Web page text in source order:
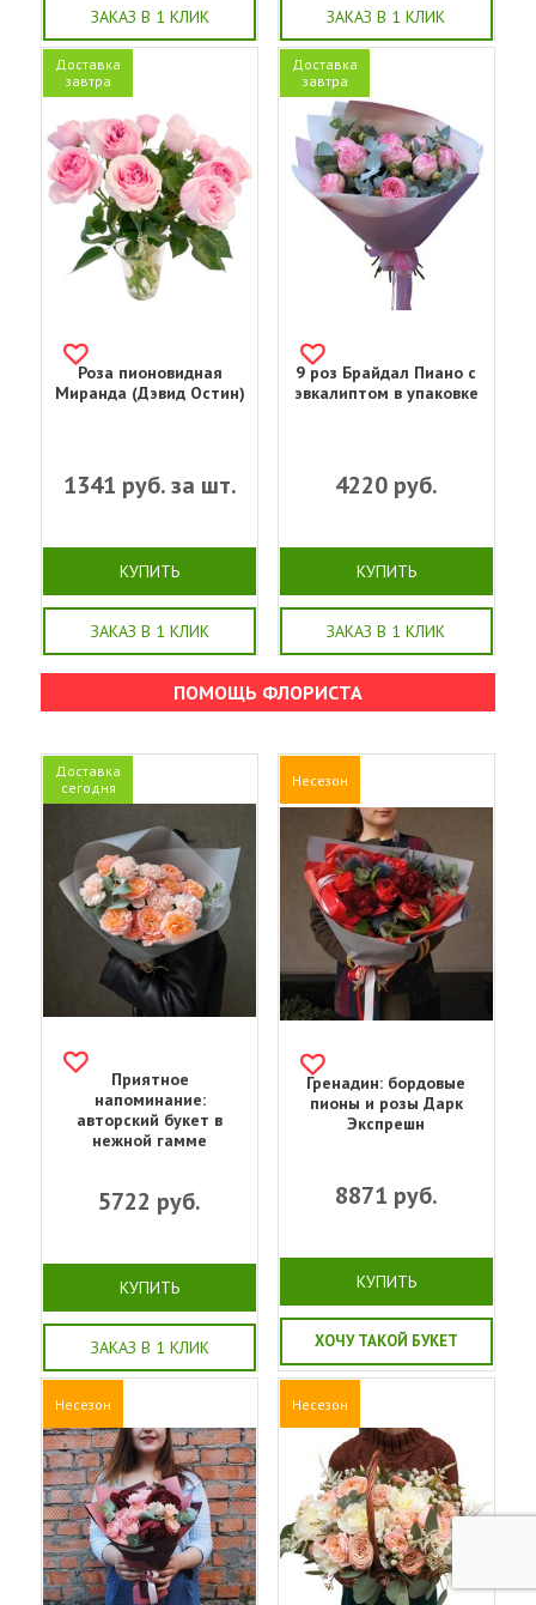
ЗАКАЗ В 1 КЛИК ЗАКАЗ В 1 КЛИК
Доставка
завтра
Роза пионовидная
Миранда (Дэвид Остин)
1341 руб. за шт.
КУПИТЬ
ЗАКАЗ В 1 КЛИК
Доставка
завтра
9 роз Брайдал Пиано с
эвкалиптом в упаковке
4220руб.
КУПИТЬ
ЗАКАЗ В 1 КЛИК
ПОМОЩЬ ФЛОРИСТА
Доставка
сегодня
Приятное
напоминание:
авторский букет в
нежной гамме
5722 руб.
КУПИТЬ
ЗАКАЗ В 1 КЛИК
Несезон
Гренадин: бордовые
пионы и розы Дарк
Экспрешн
8871 руб.
КУПИТЬ
ХОЧУ ТАКОЙ БУКЕТ
Несезон Несезон